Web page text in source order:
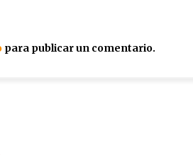
para publicar un comentario.